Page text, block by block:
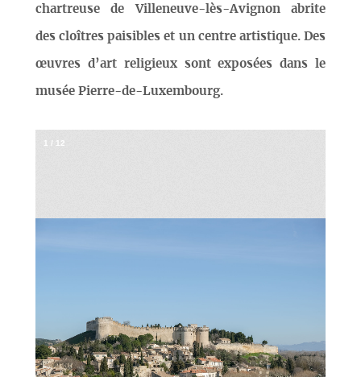
chartreuse de Villeneuve-lès-Avignon abrite
des cloîtres paisibles et un centre artistique. Des
œuvres d’art religieux sont exposées dans le
musée Pierre-de-Luxembourg.
1 / 12